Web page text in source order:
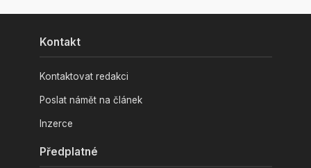
Kontakt
Kontaktovat redakci
Poslat námět na článek
Inzerce
Předplatné